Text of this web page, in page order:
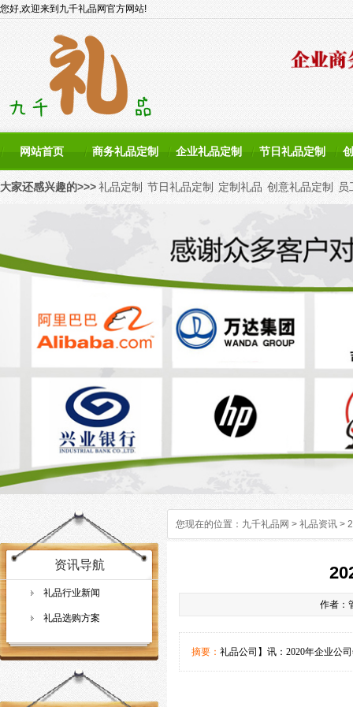
网站首页 商务礼品定制 企业礼品定制 节日礼品定制
您好,欢迎来到九千礼品网官方网站!
大家还感兴趣的>>>礼品定制 节日礼品定制 定制礼品 创意礼品定制 员
您现在的位置： 九千礼品网 > 礼品资讯 >
资讯导航
礼品行业新闻
礼品选购方案
作者：
摘要： 礼品公司】讯：2020年企业公